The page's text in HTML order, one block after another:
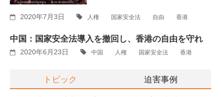
2020年7月3日 人権 国家安全法 自由 香港
中国：国家安全法導入を撤回し、香港の自由を守れ
2020年6月23日 中国 人権 国家安全法 香港
トピック 迫害事例